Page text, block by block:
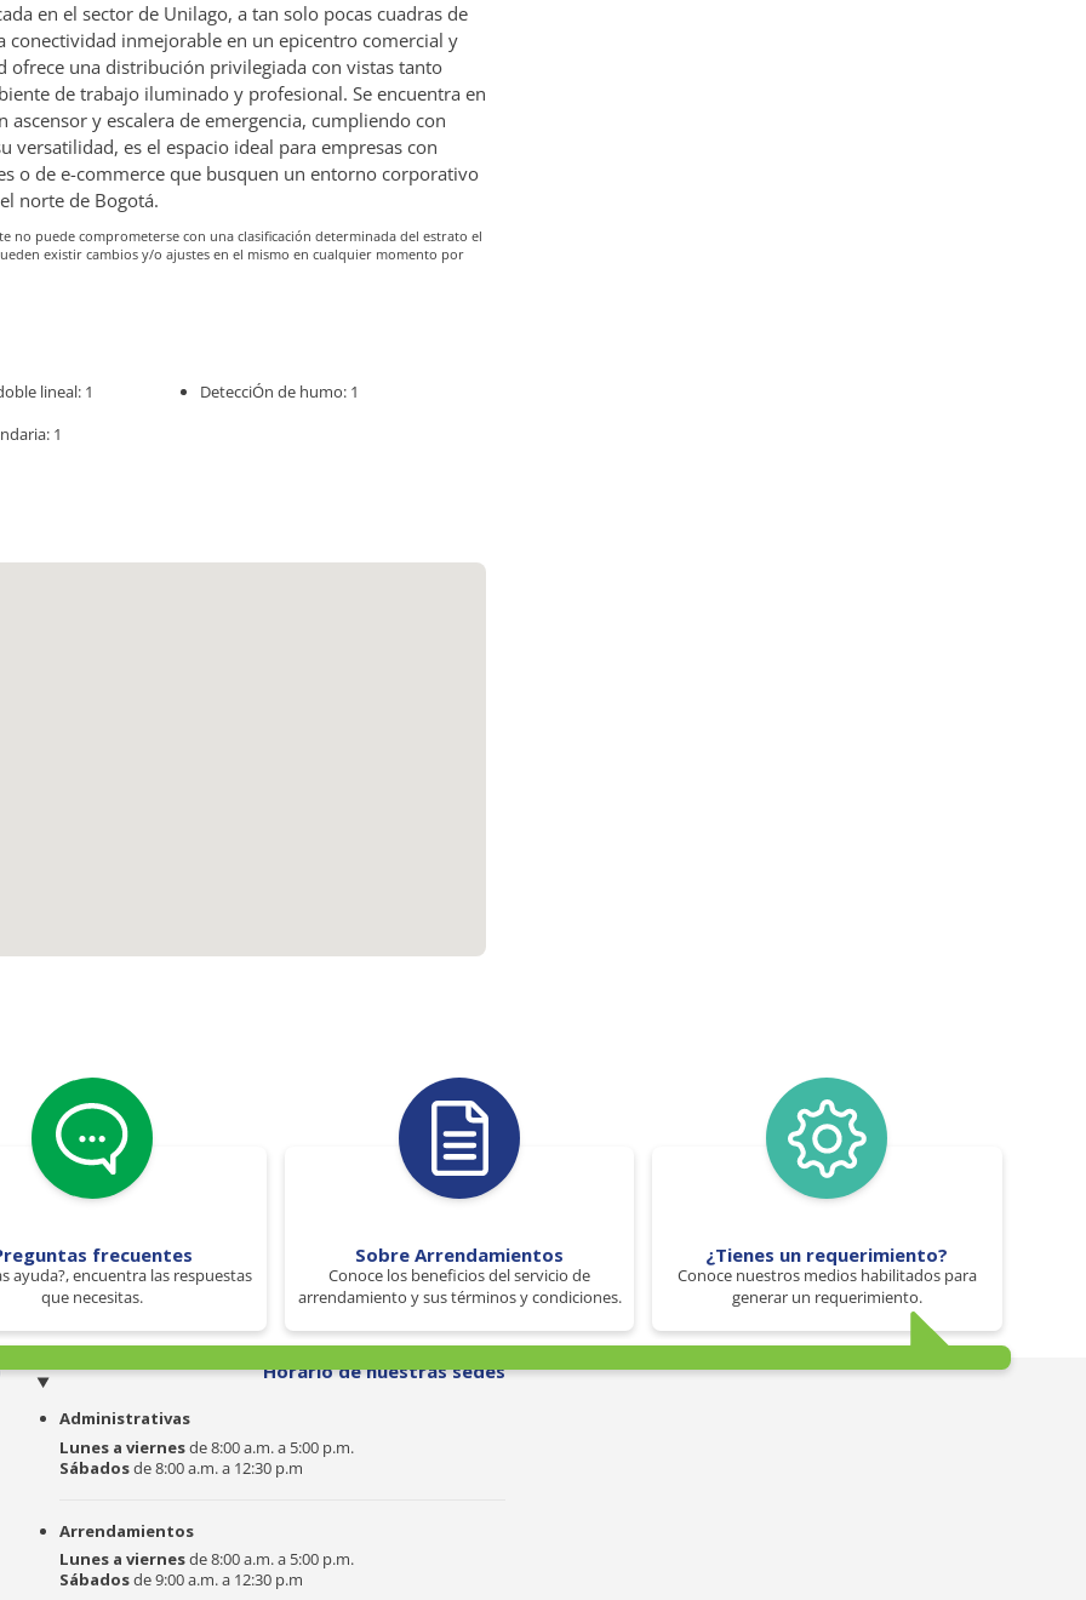
en el sector de Unilago, a tan solo pocas cuadras de
conectividad inmejorable en un epicentro comercial y
una distribución privilegiada con vistas tanto
de trabajo iluminado y profesional. Se encuentra en
y escalera de emergencia, cumpliendo con
versatilidad, es el espacio ideal para empresas con
o de e-commerce que busquen un entorno corporativo
norte de Bogotá.
no puede comprometerse con una clasificación determinada del estrato el
existir cambios y/o ajustes en el mismo en cualquier momento por
lineal: 1
1
DetecciÓn de humo: 1
frecuentes
ayuda?, encuentra las respuestas
que necesitas.
Sobre Arrendamientos
Conoce los beneficios del servicio de
arrendamiento y sus términos y condiciones.
¿Tienes un requerimiento?
Conoce nuestros medios habilitados para
generar un requerimiento.
Horario de nuestras sedes
Administrativas
Lunes a viernesde 8:00 a.m. a 5:00 p.m.
Sábadosde 8:00 a.m. a 12:30 p.m
Arrendamientos
Lunes a viernesde 8:00 a.m. a 5:00 p.m.
Sábadosde 9:00 a.m. a 12:30 p.m